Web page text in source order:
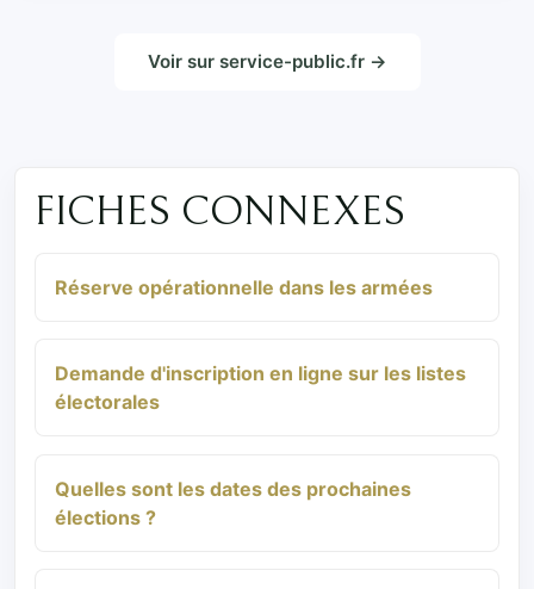
Voir sur service-public.fr →
FICHES CONNEXES
Réserve opérationnelle dans les armées
Demande d'inscription en ligne sur les listes
électorales
Quelles sont les dates des prochaines
élections ?